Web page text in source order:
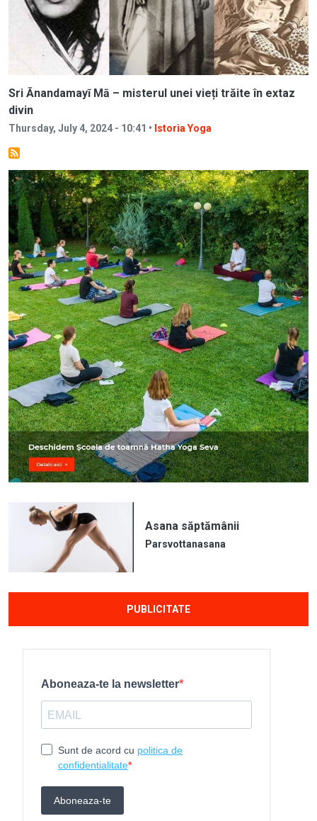
Sri Ānandamayī Mā – misterul unei vieți trăite în extaz
divin
Thursday, July 4, 2024 - 10:41 • Istoria Yoga
Image
Asana săptămânii
Parsvottanasana
PUBLICITATE